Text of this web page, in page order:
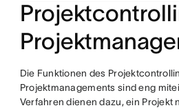
Die Funktionen des
Projektmanagements sind eng
Verfahren dienen dazu, ein Projekt